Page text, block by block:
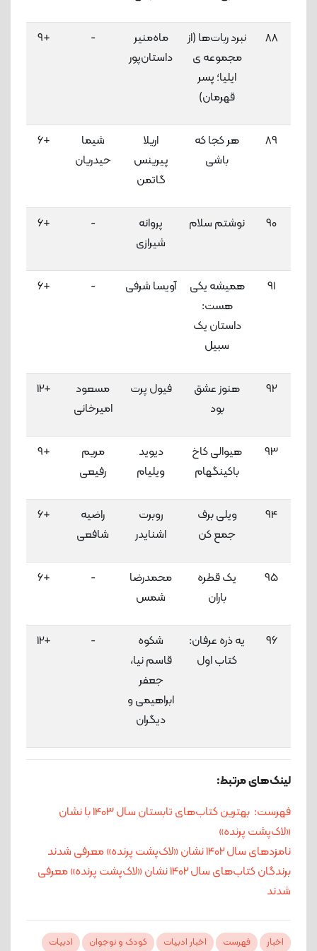
88
نبرد ربات‌ها (از
مجموعه ی
ایلیا؛ پسر
قهرمان)
ماه‌منیر
داستان‌پور
-
+9
89
هر کجا که
باشی
اریلا
پیرینس
گاتمن
شیما
حیدریان
+6
90 نوشتم سلام
پروانه
شیرازی
-
+6
91
همیشه یکی
هست:
داستان یک
سبیل
آویسا شرفی -
+6
92
هنوز عشق
بود
فیول پرت
مسعود
امیرخانی
+12
93
هیوالی کاخ
باکینگهام
دیوید
ویلیام
مریم
رفیعی
+9
94
ویلی برف
جمع کن
روبرت
اشنایدر
راضیه
شافعی
+6
95
یک قطره
باران
محمدرضا
شمس
-
+6
96
یه ذره عرفان:
کتاب اول
شکوه
قاسم نیا،
جعفر
ابراهیمی و
دیگران
-
+12
لینک‌های مرتبط:
فهرست: بهترین کتاب‌های تابستان سال 1403 با نشان‌
«لاک‌پشت پرنده»
نامزدهای سال 1402 نشان «لاک‌پشت پرنده» معرفی شدند
برندگان کتاب‌های سال 1402 نشان‌ «لاک‌پشت پرنده» معرفی
شدند
اخبار فهرست اخبار ادبیات کودک و نوجوان ادبیات